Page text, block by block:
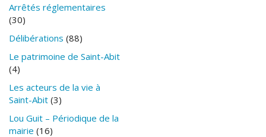
Arrêtés réglementaires
(30)
Délibérations (88)
Le patrimoine de Saint-Abit
(4)
Les acteurs de la vie à
Saint-Abit (3)
Lou Guit – Périodique de la
mairie (16)